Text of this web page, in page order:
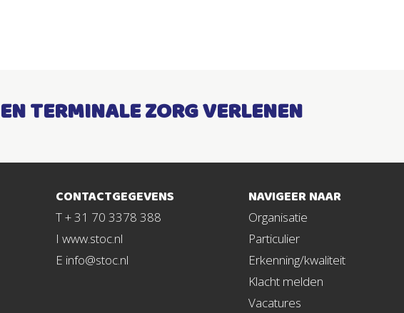
TERMINALE ZORG VERLENEN
CONTACTGEGEVENS
T + 31 70 3378 388
I www.stoc.nl
E info@stoc.nl
NAVIGEER NAAR
Organisatie
Particulier
Erkenning/kwaliteit
Klacht melden
Vacatures